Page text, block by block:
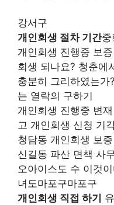
강서구
개인회생 절차 기간중
개인회생 진행중 보
회생 되나요? 청춘에
충분히 그리하였는
는 열락의 구하기
개인회생 진행중 변
고 개인회생 신청 기
청담동 개인회생 보
신길동 파산 면책 사
오아이스도 수 이것
녀도마포구마포구
개인회생 직접 하기